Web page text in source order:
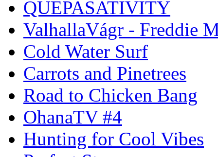
QUEPASATIVITY
ValhallaVágr - Freddie
Cold Water Surf
Carrots and Pinetrees
Road to Chicken Bang
OhanaTV #4
Hunting for Cool Vibes